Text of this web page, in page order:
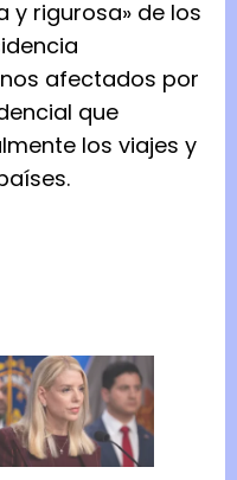
y rigurosa» de los
afectados por
que
los viajes y